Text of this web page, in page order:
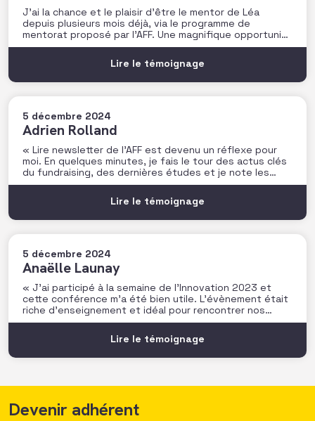
J’ai la chance et le plaisir d’être le mentor de Léa
depuis plusieurs mois déjà, via le programme de
mentorat proposé par l’AFF. Une magnifique opportunité
pour moi de faire la rencontre de cette jeune femme
pleine de talent, et de lui partager un peu de mon
expérience sur uneLire le témoignage
5 décembre 2024
Adrien Rolland
« Lire newsletter de l’AFF est devenu un réflexe pour
moi. En quelques minutes, je fais le tour des actus clés
du fundraising, des dernières études et je note les
prochains rendez-vous à ne pas manquer. C’est très
utile pour rester connecté au secteur ! Un vrai plus
dans mon quotidienLire le témoignage
5 décembre 2024
Anaëlle Launay
« J’ai participé à la semaine de l’Innovation 2023 et
cette conférence m’a été bien utile. L’évènement était
riche d’enseignement et idéal pour rencontrer nos
pairs. Je retiens notamment l’atelier de P. Doazan sur
l’utilisation de l’écosystème pour booster son
innovation et son impact qui m’a beaucoup inspiré. Je
repars avec
Lire le témoignage
Devenir adhérent